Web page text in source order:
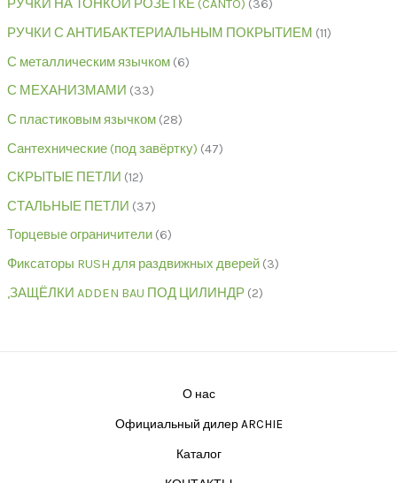
РУЧКИ НА ТОНКОЙ РОЗЕТКЕ (CANTO) 36
РУЧКИ С АНТИБАКТЕРИАЛЬНЫМ ПОКРЫТИЕМ
11
С металлическим язычком 6
С МЕХАНИЗМАМИ 33
С пластиковым язычком 28
Сантехнические (под завёртку) 47
СКРЫТЫЕ ПЕТЛИ 12
СТАЛЬНЫЕ ПЕТЛИ 37
Торцевые ограничители 6
Фиксаторы RUSH для раздвижных дверей 3
,ЗАЩЁЛКИ ADDEN BAU ПОД ЦИЛИНДР 2
О нас
Официальный дилер ARCHIE
Каталог